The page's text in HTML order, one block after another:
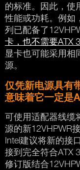
的标准。因此，使
性能或功耗。例如
列已配备了
卡，也不需要ATX
显卡也可能采用相
源。
仅凭新电源具有
意味着它一定是
可使用适配器线缆
源的新12VHPWR
Intel建议将新的接
接到完全符合ATX
修订版结合